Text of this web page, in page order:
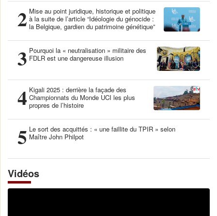
2 Mise au point juridique, historique et politique
à la suite de l’article “Idéologie du génocide :
la Belgique, gardien du patrimoine génétique”
3 Pourquoi la « neutralisation » militaire des
FDLR est une dangereuse illusion
4 Kigali 2025 : derrière la façade des
Championnats du Monde UCI les plus
propres de l’histoire
5 Le sort des acquittés : « une faillite du TPIR » selon
Maître John Philpot
Vidéos